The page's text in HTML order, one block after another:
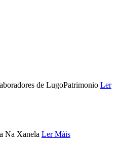
de LugoPatrimonio Ler
Na Xanela Ler Máis